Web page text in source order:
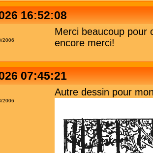
16:52:08
2006
Merci beaucoup
encore merci!
07:45:21
2006
Autre dessin pour